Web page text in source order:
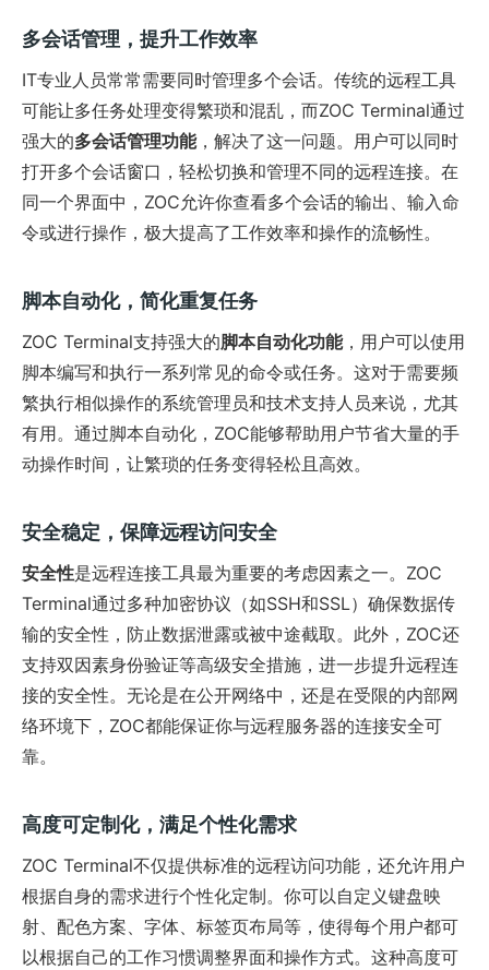
多会话管理，提升工作效率
IT专业人员常常需要同时管理多个会话。传统的远程工具
可能让多任务处理变得繁琐和混乱，而ZOC Terminal通过
强大的多会话管理功能，解决了这一问题。用户可以同时
打开多个会话窗口，轻松切换和管理不同的远程连接。在
同一个界面中，ZOC允许你查看多个会话的输出、输入命
令或进行操作，极大提高了工作效率和操作的流畅性。
脚本自动化，简化重复任务
ZOC Terminal支持强大的脚本自动化功能，用户可以使用
脚本编写和执行一系列常见的命令或任务。这对于需要频
繁执行相似操作的系统管理员和技术支持人员来说，尤其
有用。通过脚本自动化，ZOC能够帮助用户节省大量的手
动操作时间，让繁琐的任务变得轻松且高效。
安全稳定，保障远程访问安全
安全性是远程连接工具最为重要的考虑因素之一。ZOC
Terminal通过多种加密协议（如SSH和SSL）确保数据传
输的安全性，防止数据泄露或被中途截取。此外，ZOC还
支持双因素身份验证等高级安全措施，进一步提升远程连
接的安全性。无论是在公开网络中，还是在受限的内部网
络环境下，ZOC都能保证你与远程服务器的连接安全可
靠。
高度可定制化，满足个性化需求
ZOC Terminal不仅提供标准的远程访问功能，还允许用户
根据自身的需求进行个性化定制。你可以自定义键盘映
射、配色方案、字体、标签页布局等，使得每个用户都可
以根据自己的工作习惯调整界面和操作方式。这种高度可